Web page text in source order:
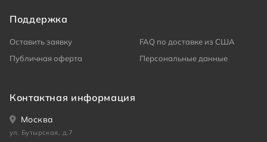
Поддержка
Оставить заявку
FAQ по доставке из США
Публичная оферта
Персональные данные
Контактная информация
Москва
ул. Бутырская, д.7